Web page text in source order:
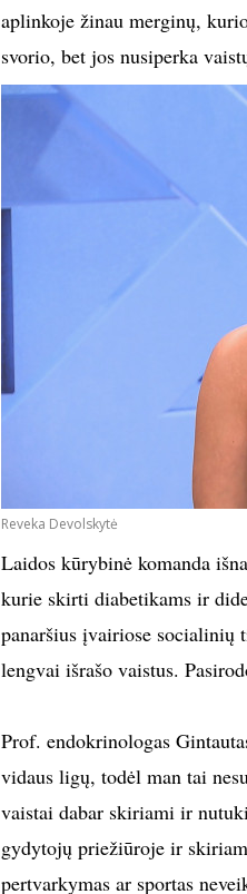
aplinkoje žinau merginų,
svorio, bet jos nusiperka
Reveka Devolskytė
Laidos kūrybinė komanda
kurie skirti diabetikams ir
panaršius įvairiose socialinių
lengvai išrašo vaistus.
Prof. endokrinologas
vidaus ligų, todėl man tai
vaistai dabar skiriami ir
gydytojų priežiūroje ir
pertvarkymas ar sportas